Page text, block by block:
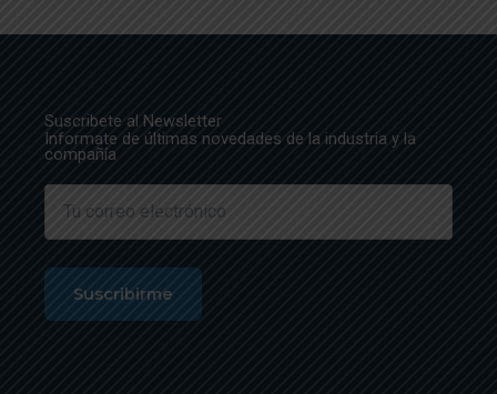
Suscribete al Newsletter
Informate de últimas novedades de la industria y la
compañía